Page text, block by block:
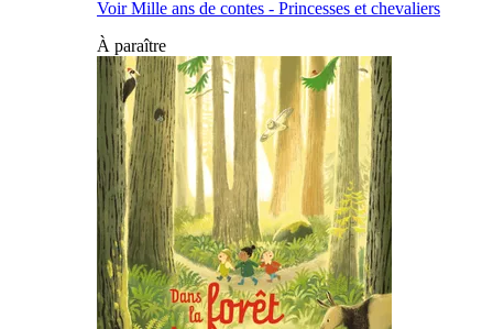
Voir Mille ans de contes - Princesses et chevaliers
À paraître